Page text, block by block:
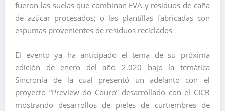
fueron las suelas que combinan EVA y residuos de caña
de azúcar procesados; o las plantillas fabricadas con
espumas provenientes de residuos reciclados
El evento ya ha anticipado el tema de su próxima
edición de enero del año 2.020 bajo la temática
Sincronía de la cual presentó un adelanto con el
proyecto “Preview do Couro” desarrollado con el CICB
mostrando desarrollos de pieles de curtiembres de